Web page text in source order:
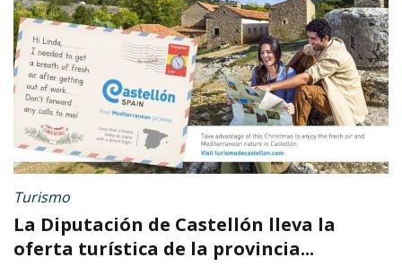
Turismo
La Diputación de Castellón lleva la
oferta turística de la provincia...